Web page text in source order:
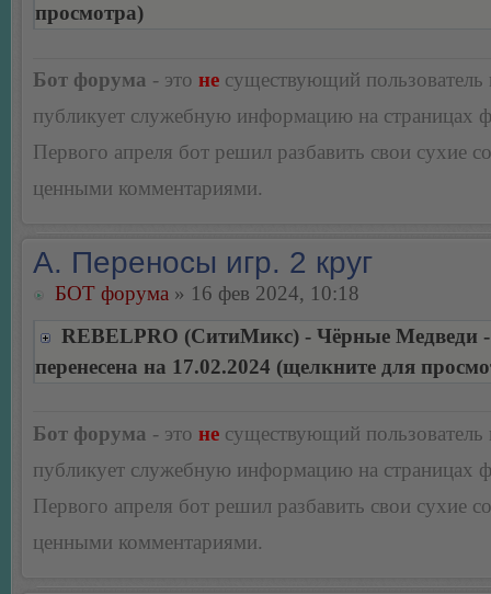
просмотра)
Бот форума - это не существующий пользователь
публикует служебную информацию на страницах
Первого апреля бот решил разбавить свои сухие
ценными комментариями.
А. Переносы игр. 2 круг
БОТ форума » 16 фев 2024, 10:18
REBELPRO (СитиМикс) - Чёрные Медведи
перенесена на 17.02.2024 (щелкните для
Бот форума - это не существующий пользователь
публикует служебную информацию на страницах
Первого апреля бот решил разбавить свои сухие
ценными комментариями.